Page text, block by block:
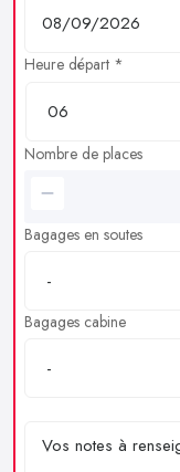
Heure départ *
Nombre de places
Bagages en soutes
Bagages cabine